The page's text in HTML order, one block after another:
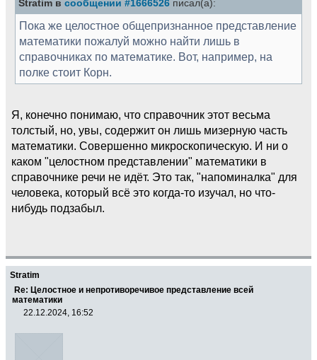
Stratim в сообщении #1666526 писал(а):
Пока же целостное общепризнанное представление
математики пожалуй можно найти лишь в
справочниках по математике. Вот, например, на
полке стоит Корн.
Я, конечно понимаю, что справочник этот весьма
толстый, но, увы, содержит он лишь мизерную часть
математики. Совершенно микроскопическую. И ни о
каком "целостном представлении" математики в
справочнике речи не идёт. Это так, "напоминалка" для
человека, который всё это когда-то изучал, но что-
нибудь подзабыл.
Stratim
Re: Целостное и непротиворечивое представление всей
математики
22.12.2024, 16:52